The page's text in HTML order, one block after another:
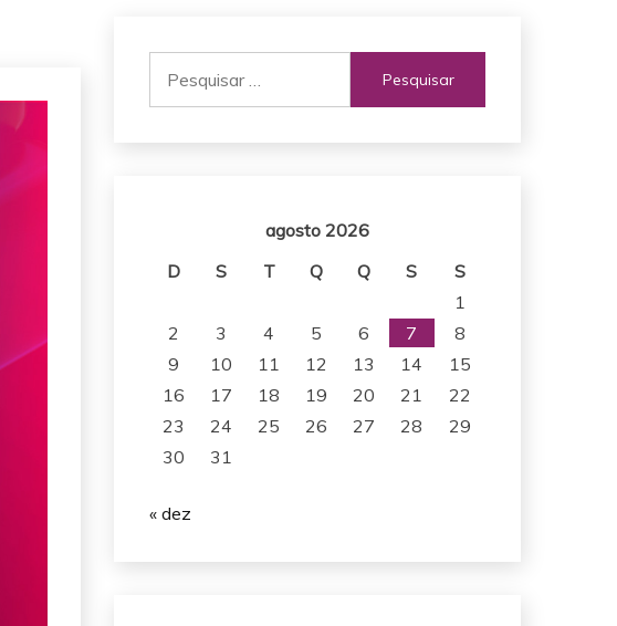
por:
agosto 2026
D
S T Q Q S
S
1
2
3 4 5 6 7
8
9
10 11 12 13 14
15
16
17 18 19 20 21
22
23
24 25 26 27 28
29
30
31
« dez